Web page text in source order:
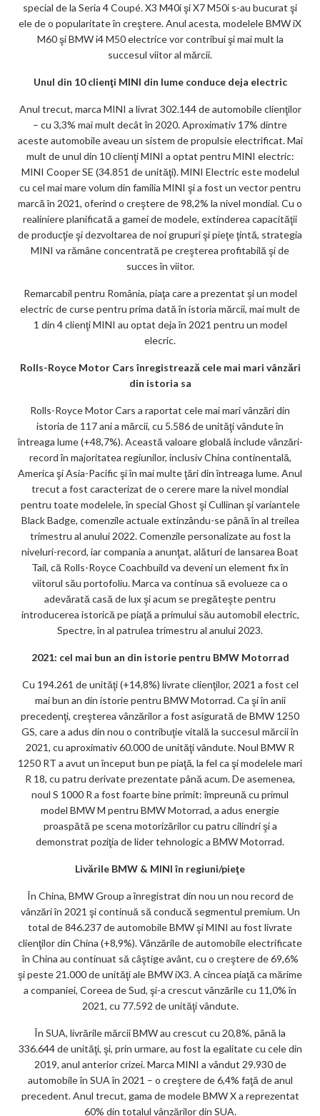
special de la Seria 4 Coupé. X3 M40i şi X7 M50i s-au bucurat şi
ele de o popularitate în creştere. Anul acesta, modelele BMW iX
M60 şi BMW i4 M50 electrice vor contribui şi mai mult la
succesul viitor al mărcii.
Unul din 10 clienţi MINI din lume conduce deja electric
Anul trecut, marca MINI a livrat 302.144 de automobile clienţilor
– cu 3,3% mai mult decât în 2020. Aproximativ 17% dintre
aceste automobile aveau un sistem de propulsie electrificat. Mai
mult de unul din 10 clienţi MINI a optat pentru MINI electric:
MINI Cooper SE (34.851 de unităţi). MINI Electric este modelul
cu cel mai mare volum din familia MINI şi a fost un vector pentru
marcă în 2021, oferind o creştere de 98,2% la nivel mondial. Cu o
realiniere planificată a gamei de modele, extinderea capacităţii
de producţie şi dezvoltarea de noi grupuri şi pieţe ţintă, strategia
MINI va rămâne concentrată pe creşterea profitabilă şi de
succes în viitor.
Remarcabil pentru România, piaţa care a prezentat şi un model
electric de curse pentru prima dată în istoria mărcii, mai mult de
1 din 4 clienţi MINI au optat deja în 2021 pentru un model
elecric.
Rolls-Royce Motor Cars înregistrează cele mai mari vânzări
din istoria sa
Rolls-Royce Motor Cars a raportat cele mai mari vânzări din
istoria de 117 ani a mărcii, cu 5.586 de unităţi vândute în
întreaga lume (+48,7%). Această valoare globală include vânzări-
record în majoritatea regiunilor, inclusiv China continentală,
America şi Asia-Pacific şi în mai multe ţări din întreaga lume. Anul
trecut a fost caracterizat de o cerere mare la nivel mondial
pentru toate modelele, în special Ghost şi Cullinan şi variantele
Black Badge, comenzile actuale extinzându-se până în al treilea
trimestru al anului 2022. Comenzile personalizate au fost la
niveluri-record, iar compania a anunţat, alături de lansarea Boat
Tail, că Rolls-Royce Coachbuild va deveni un element fix în
viitorul său portofoliu. Marca va continua să evolueze ca o
adevărată casă de lux şi acum se pregăteşte pentru
introducerea istorică pe piaţă a primului său automobil electric,
Spectre, în al patrulea trimestru al anului 2023.
2021: cel mai bun an din istorie pentru BMW Motorrad
Cu 194.261 de unităţi (+14,8%) livrate clienţilor, 2021 a fost cel
mai bun an din istorie pentru BMW Motorrad. Ca şi în anii
precedenţi, creşterea vânzărilor a fost asigurată de BMW 1250
GS, care a adus din nou o contribuţie vitală la succesul mărcii în
2021, cu aproximativ 60.000 de unităţi vândute. Noul BMW R
1250 RT a avut un început bun pe piaţă, la fel ca şi modelele mari
R 18, cu patru derivate prezentate până acum. De asemenea,
noul S 1000 R a fost foarte bine primit: împreună cu primul
model BMW M pentru BMW Motorrad, a adus energie
proaspătă pe scena motorizărilor cu patru cilindri şi a
demonstrat poziţia de lider tehnologic a BMW Motorrad.
Livările BMW & MINI în regiuni/pieţe
În China, BMW Group a înregistrat din nou un nou record de
vânzări în 2021 şi continuă să conducă segmentul premium. Un
total de 846.237 de automobile BMW şi MINI au fost livrate
clienţilor din China (+8,9%). Vânzările de automobile electrificate
în China au continuat să câştige avânt, cu o creştere de 69,6%
şi peste 21.000 de unităţi ale BMW iX3. A cincea piaţă ca mărime
a companiei, Coreea de Sud, şi-a crescut vânzările cu 11,0% în
2021, cu 77.592 de unităţi vândute.
În SUA, livrările mărcii BMW au crescut cu 20,8%, până la
336.644 de unităţi, şi, prin urmare, au fost la egalitate cu cele din
2019, anul anterior crizei. Marca MINI a vândut 29.930 de
automobile în SUA în 2021 – o creştere de 6,4% faţă de anul
precedent. Anul trecut, gama de modele BMW X a reprezentat
60% din totalul vânzărilor din SUA.